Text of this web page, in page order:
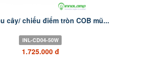
cây/ chiếu điểm tròn COB mũ...
INL-CD04-50W
1.725.000 đ